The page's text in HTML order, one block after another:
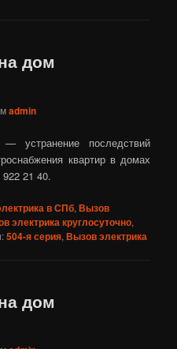
дом
admin
— устранение последствий
квартир в домах
21 40.
в СПб,Вызов
электрика круглосуточно,
504-я серия,Вызов электрика
дом